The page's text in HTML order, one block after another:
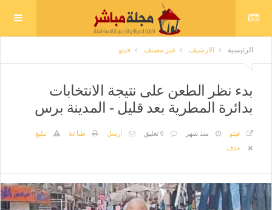
الرئيسية الارشيف غير مصنف فيتو
بدء نظر الطعن على نتيجة الانتخابات
بدائرة المطرية بعد قليل - المدينة برس
فيتو منذ شهر 0 تعليق ارسل طباعة
تبليغ
حذف